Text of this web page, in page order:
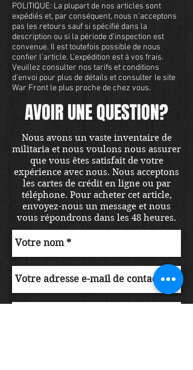
POLITIQUE: La plupart de nos articles sont
expédiés et, par conséquent, nous n'acceptons
pas les retours sauf si spécifié dans la
description ou si la période d'inspection est
convenue. Il est toutefois possible de nous
confier l'article. L'expédition est à vos frais.
Veuillez consulter nos tarifs et conditions
d'envoi pour plus de détails et consulter le site
War Front le plus proche de chez vous.
AVOIR UNE QUESTION?
Nous avons un vaste inventaire de
militaria et nous voulons nous assurer
que vous êtes satisfait de votre
expérience avec nous. Nous acceptons
les cartes de crédit en ligne ou par
téléphone. Pour acheter cet article,
envoyez-nous un message et nous
vous répondrons dans les 48 heures.